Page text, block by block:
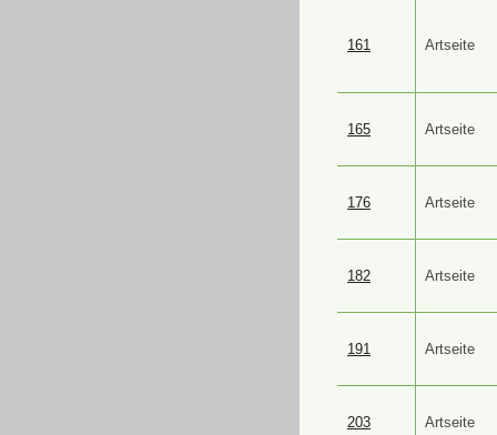
161 Artseite
165 Artseite
176 Artseite
182 Artseite
191 Artseite
203 Artseite